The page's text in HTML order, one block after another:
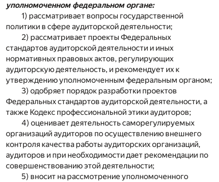
уполномоченном федеральном органе:
1) рассматривает вопросы государственной
политики в сфере аудиторской деятельности;
2) рассматривает проекты Федеральных
стандартов аудиторской деятельности и иных
нормативных правовых актов, регулирующих
аудиторскую деятельность, и рекомендует их к
утверждению уполномоченным федеральным органом;
3) одобряет порядок разработки проектов
Федеральных стандартов аудиторской деятельности, а
также Кодекс профессиональной этики аудиторов;
4) оценивает деятельность саморегулируемых
организаций аудиторов по осуществлению внешнего
контроля качества работы аудиторских организаций,
аудиторов и при необходимости дает рекомендации по
совершенствованию этой деятельности;
5) вносит на рассмотрение уполномоченного